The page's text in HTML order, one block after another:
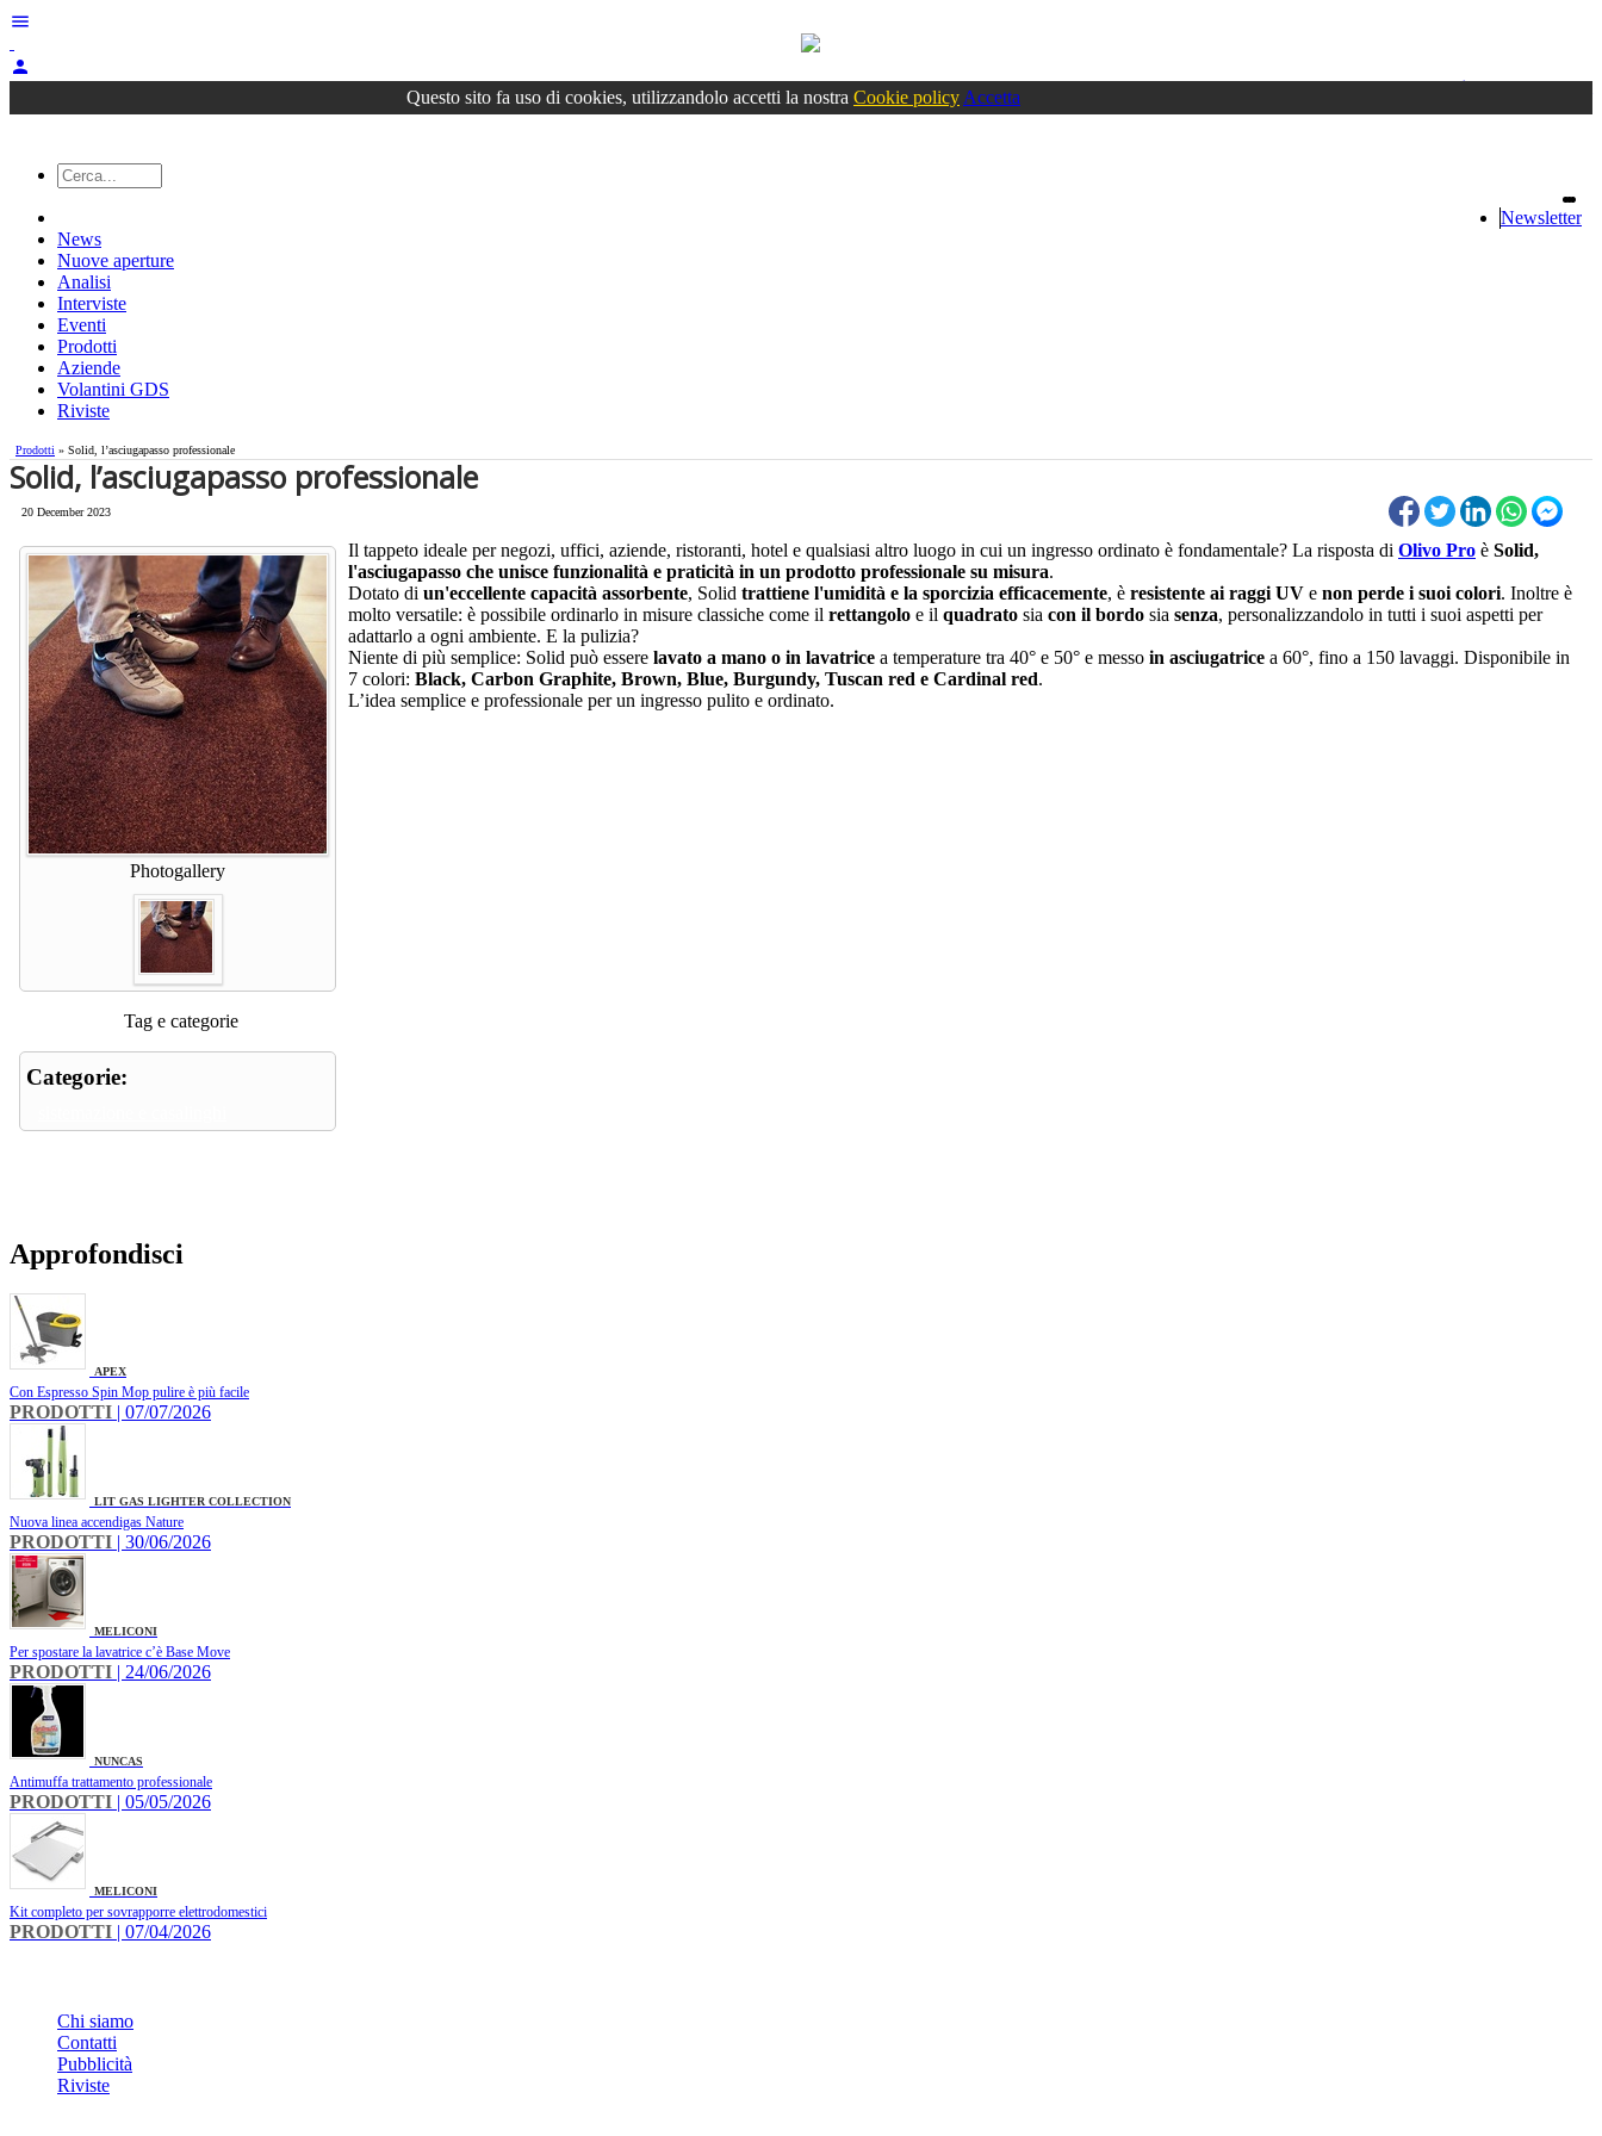
menu
person
Accedioppure registrati
Questo sito fa uso di cookies, utilizzandolo accetti la nostra Cookie policy Accetta
Newsletter
News
Nuove aperture
Analisi
Interviste
Eventi
Prodotti
Aziende
Volantini GDS
Riviste
Prodotti » Solid, l’asciugapasso professionale
Solid, l’asciugapasso professionale
20 December 2023
Photogallery
Tag e categorie
Categorie:
Il tappeto ideale per negozi, uffici, aziende, ristoranti, hotel e qualsiasi altro luogo in cui un ingresso ordinato è fondamentale? La risposta di Olivo Pro è Solid,
l'asciugapasso che unisce funzionalità e praticità in un prodotto professionale su misura.
Dotato di un'eccellente capacità assorbente, Solid trattiene l'umidità e la sporcizia efficacemente, è resistente ai raggi UV e non perde i suoi colori. Inoltre è
molto versatile: è possibile ordinarlo in misure classiche come il rettangolo e il quadrato sia con il bordo sia senza, personalizzandolo in tutti i suoi aspetti per
adattarlo a ogni ambiente. E la pulizia?
Niente di più semplice: Solid può essere lavato a mano o in lavatrice a temperature tra 40° e 50° e messo in asciugatrice a 60°, fino a 150 lavaggi. Disponibile in
7 colori: Black, Carbon Graphite, Brown, Blue, Burgundy, Tuscan red e Cardinal red.
L’idea semplice e professionale per un ingresso pulito e ordinato.
Approfondisci
APEX
Con Espresso Spin Mop pulire è più facile
PRODOTTI | 07/07/2026
LIT GAS LIGHTER COLLECTION
Nuova linea accendigas Nature
PRODOTTI | 30/06/2026
MELICONI
Per spostare la lavatrice c’è Base Move
PRODOTTI | 24/06/2026
NUNCAS
Antimuffa trattamento professionale
PRODOTTI | 05/05/2026
MELICONI
Kit completo per sovrapporre elettrodomestici
PRODOTTI | 07/04/2026
Chi siamo
Contatti
Pubblicità
Riviste